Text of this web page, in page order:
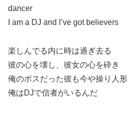
dancer
I am a DJ and I’ve got believers
楽しんでる内に時は過ぎ去る
彼の心を壊し、彼女の心を砕き
俺のボスだった彼も今や操り人形
俺はDJで信者がいるんだ